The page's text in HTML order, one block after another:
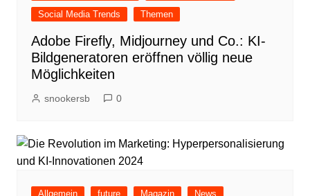
Social Media Trends
Themen
Adobe Firefly, Midjourney und Co.: KI-
Bildgeneratoren eröffnen völlig neue
Möglichkeiten
snookersb 0
Allgemein future Magazin
News